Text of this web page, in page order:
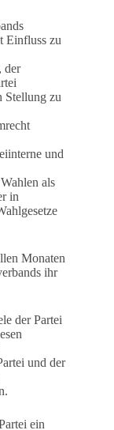
Einfluss zu
der
Stellung zu
und
als
in
Monaten
ihr
der Partei
und der
ein